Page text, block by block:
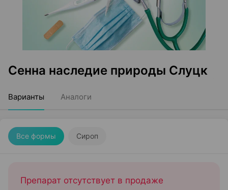
Сенна наследие природы Слуцк
Варианты Аналоги
Все формы Сироп
Препарат отсутствует в продаже